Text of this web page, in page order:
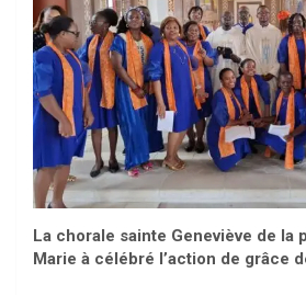
La chorale sainte Geneviève de la
Marie à célébré l’action de grâce